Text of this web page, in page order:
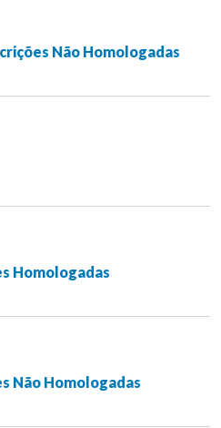
Não Homologadas
Homologadas
Não Homologadas